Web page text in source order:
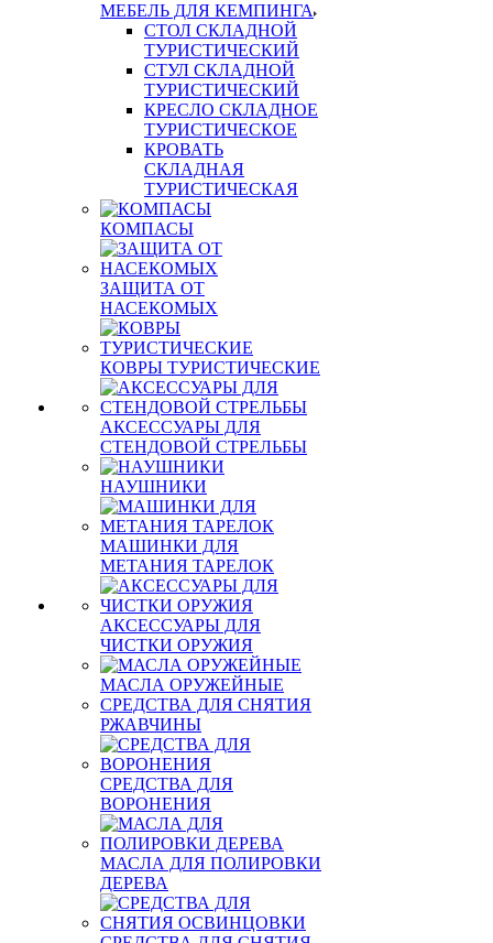
МЕБЕЛЬ ДЛЯ КЕМПИНГА
СТОЛ СКЛАДНОЙ
ТУРИСТИЧЕСКИЙ
СТУЛ СКЛАДНОЙ
ТУРИСТИЧЕСКИЙ
КРЕСЛО СКЛАДНОЕ
ТУРИСТИЧЕСКОЕ
КРОВАТЬ
СКЛАДНАЯ
ТУРИСТИЧЕСКАЯ
КОМПАСЫ
ЗАЩИТА ОТ
НАСЕКОМЫХ
КОВРЫ ТУРИСТИЧЕСКИЕ
АКСЕССУАРЫ ДЛЯ
СТЕНДОВОЙ СТРЕЛЬБЫ
НАУШНИКИ
МАШИНКИ ДЛЯ
МЕТАНИЯ ТАРЕЛОК
АКСЕССУАРЫ ДЛЯ
ЧИСТКИ ОРУЖИЯ
МАСЛА ОРУЖЕЙНЫЕ
СРЕДСТВА ДЛЯ СНЯТИЯ
РЖАВЧИНЫ
СРЕДСТВА ДЛЯ
ВОРОНЕНИЯ
МАСЛА ДЛЯ ПОЛИРОВКИ
ДЕРЕВА